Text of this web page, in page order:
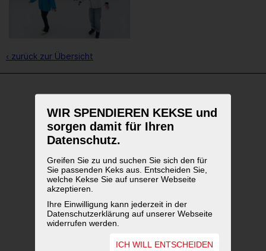
WIR SPENDIEREN KEKSE und
sorgen damit für Ihren
Datenschutz.
Greifen Sie zu und suchen Sie sich den für
Sie passenden Keks aus. Entscheiden Sie,
welche Kekse Sie auf unserer Webseite
akzeptieren.
Ihre Einwilligung kann jederzeit in der
Datenschutzerklärung auf unserer Webseite
widerrufen werden.
ICH WILL ENTSCHEIDEN
‹ zurück zur Übersicht